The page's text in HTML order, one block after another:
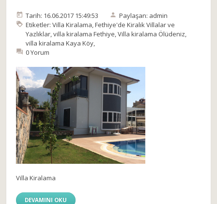
Tarih: 16.06.2017 15:49:53
Paylaşan: admin
Etiketler:Villa Kiralama,Fethiye'de Kiralık Villalar ve
Yazlıklar,villa kiralama Fethiye,Villa kiralama Ölüdeniz,
villa kiralama Kaya Köy,
0 Yorum
Villa Kiralama
DEVAMINI OKU